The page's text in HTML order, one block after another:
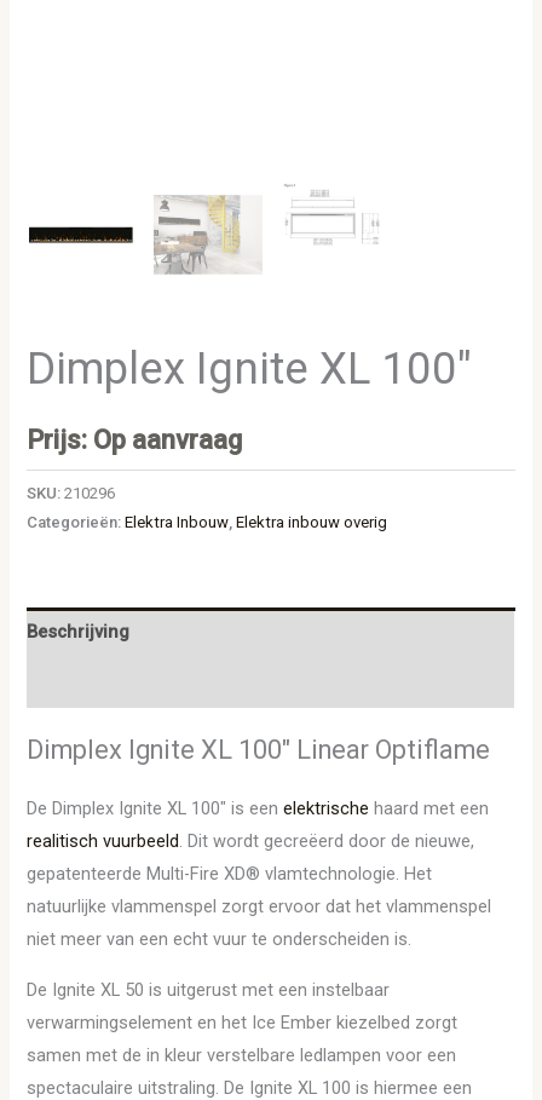
Dimplex Ignite XL 100″
Prijs: Op aanvraag
SKU:210296
Categorieën:Elektra Inbouw ,Elektra inbouw overig
Beschrijving
Dimplex Ignite XL 100″ Linear Optiflame
De Dimplex Ignite XL 100″ is eenelektrische haard met een
realitisch vuurbeeld. Dit wordt gecreëerd door de nieuwe,
gepatenteerde Multi-Fire XD® vlamtechnologie. Het
natuurlijke vlammenspel zorgt ervoor dat het vlammenspel
niet meer van een echt vuur te onderscheiden is.
De Ignite XL 50 is uitgerust met een instelbaar
verwarmingselement en het Ice Ember kiezelbed zorgt
samen met de in kleur verstelbare ledlampen voor een
spectaculaire uitstraling. De Ignite XL 100 is hiermee een